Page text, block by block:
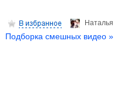
Hаталья
Подборка смешных видео »